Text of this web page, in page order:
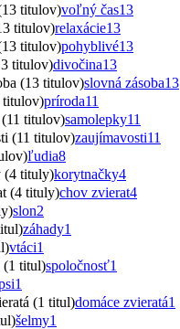
titulov)voľný čas13
titulov)relaxácie13
titulov)pohyblivé13
titulov)divočina13
(13 titulov)slovná zásoba13
titulov)príroda11
titulov)samolepky11
(11 titulov)zaujímavosti11
ľudia8
(4 tituly)korytnačky4
(4 tituly)chov zvierat4
slon2
záhady1
vtáci1
(1 titul)spoločnosť1
1
(1 titul)domáce zvieratá1
šelmy1